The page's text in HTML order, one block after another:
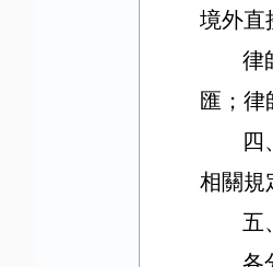
境外直
律
匯；律
四
相關規
五